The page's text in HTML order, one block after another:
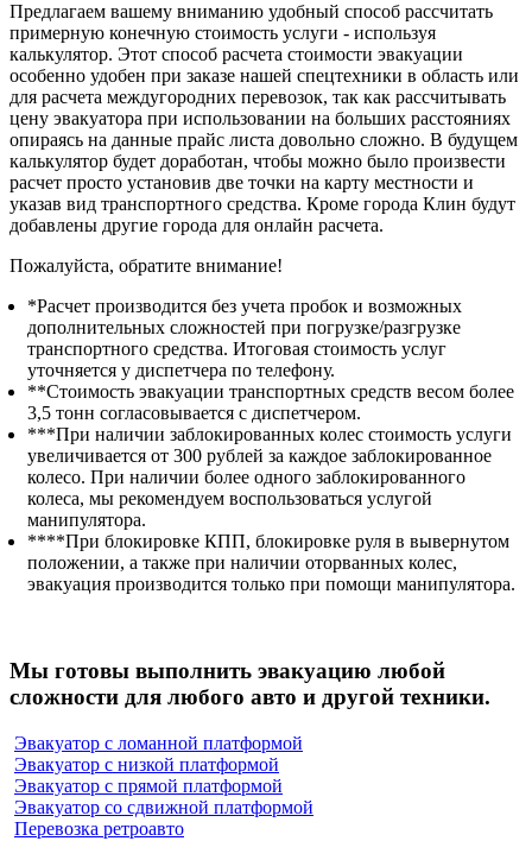
Предлагаем вашему вниманию удобный способ рассчитать
примерную конечную стоимость услуги - используя
калькулятор. Этот способ расчета стоимости эвакуации
особенно удобен при заказе нашей спецтехники в область или
для расчета междугородних перевозок, так как рассчитывать
цену эвакуатора при использовании на больших расстояниях
опираясь на данные прайс листа довольно сложно. В будущем
калькулятор будет доработан, чтобы можно было произвести
расчет просто установив две точки на карту местности и
указав вид транспортного средства. Кроме города Клин будут
добавлены другие города для онлайн расчета.
Пожалуйста, обратите внимание!
*Расчет производится без учета пробок и возможных
дополнительных сложностей при погрузке/разгрузке
транспортного средства. Итоговая стоимость услуг
уточняется у диспетчера по телефону.
**Стоимость эвакуации транспортных средств весом более
3,5 тонн согласовывается с диспетчером.
***При наличии заблокированных колес стоимость услуги
увеличивается от 300 рублей за каждое заблокированное
колесо. При наличии более одного заблокированного
колеса, мы рекомендуем воспользоваться услугой
манипулятора.
****При блокировке КПП, блокировке руля в вывернутом
положении, а также при наличии оторванных колес,
эвакуация производится только при помощи манипулятора.
Мы готовы выполнить эвакуацию любой
сложности для любого авто и другой техники.
Эвакуатор с ломанной платформой
Эвакуатор с низкой платформой
Эвакуатор с прямой платформой
Эвакуатор со сдвижной платформой
Перевозка ретроавто